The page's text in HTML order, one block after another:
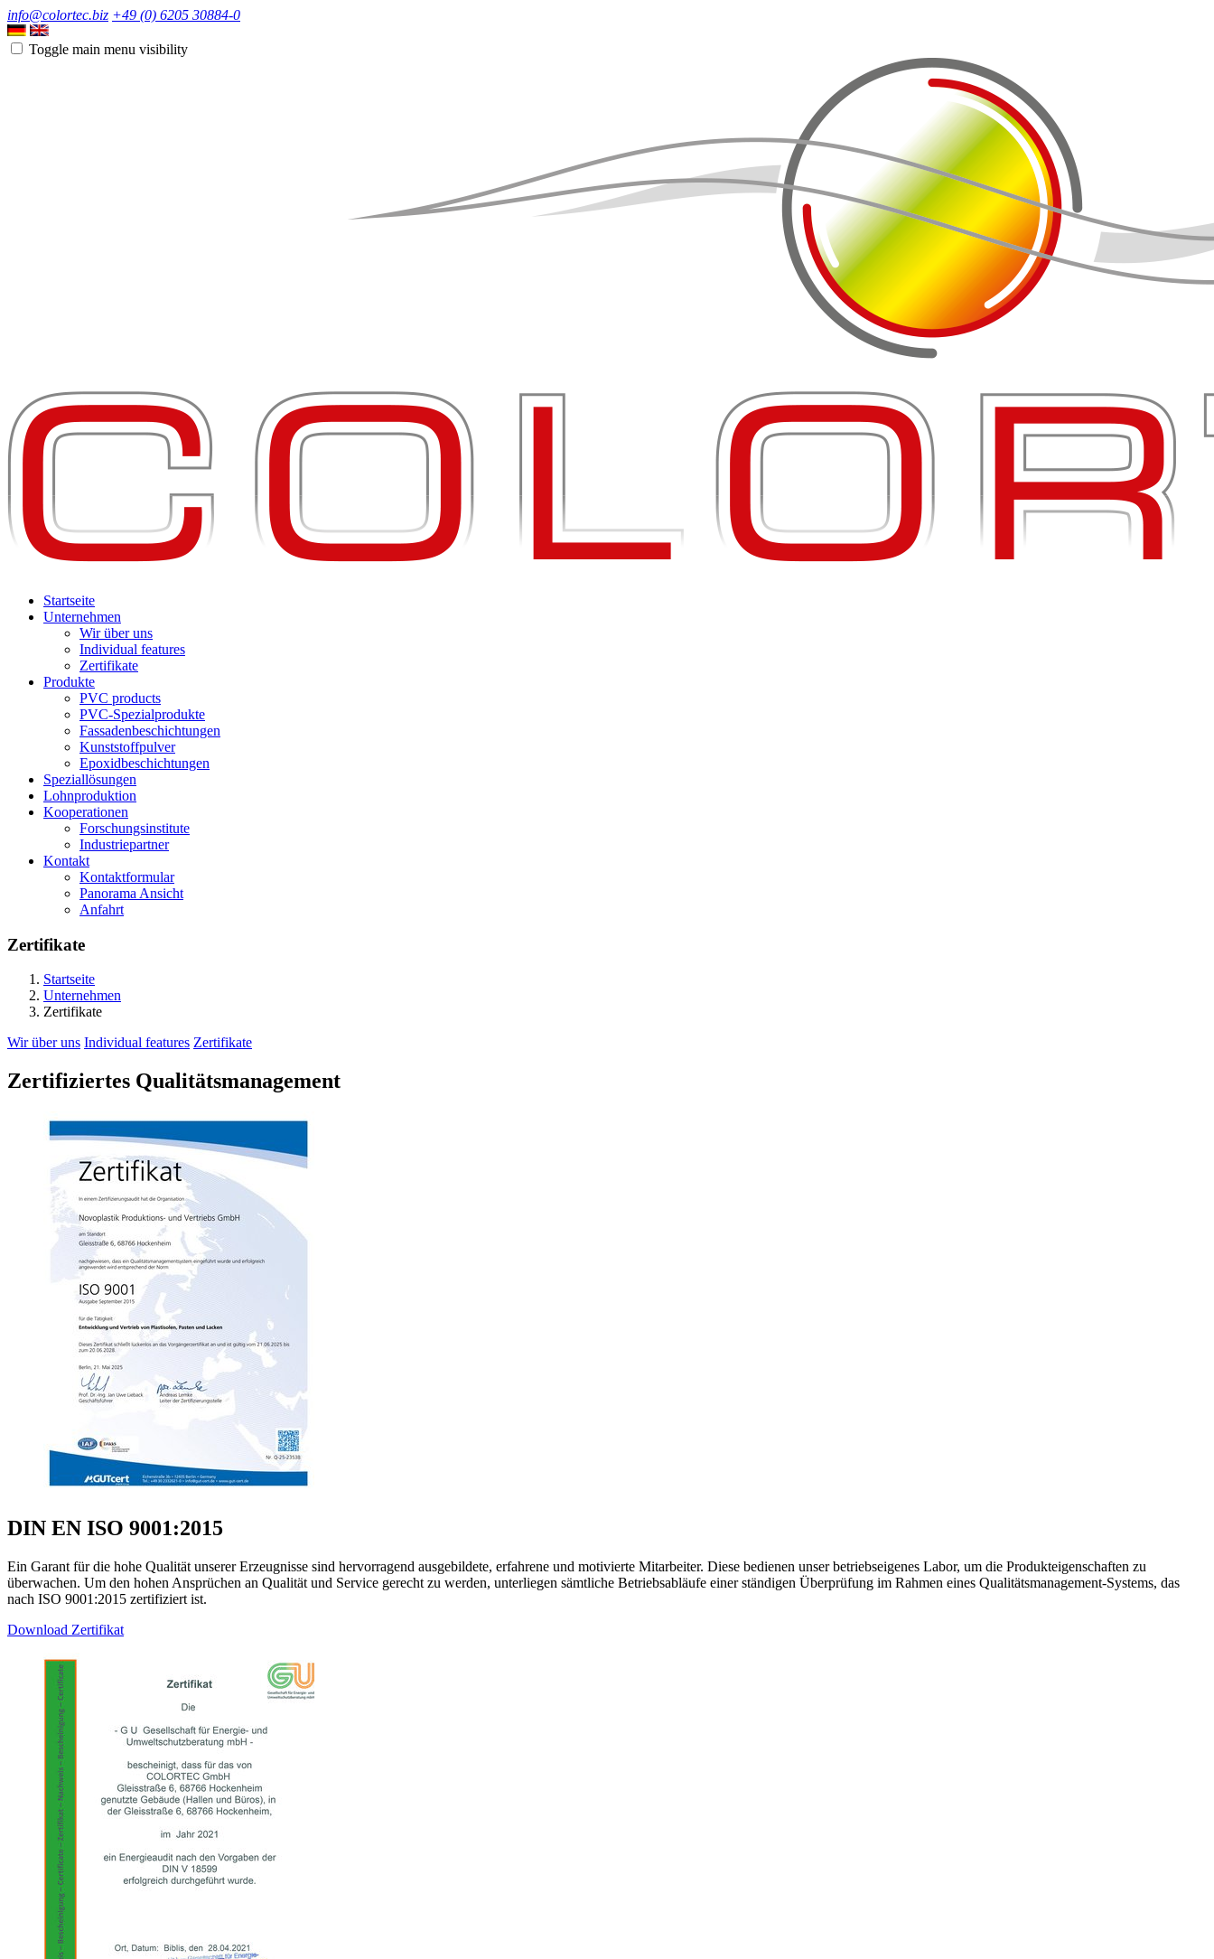
info@colortec.biz +49 (0) 6205 30884-0
Toggle main menu visibility
Startseite
Unternehmen
Wir über uns
Individual features
Zertifikate
Produkte
PVC products
PVC-Spezialprodukte
Fassadenbeschichtungen
Kunststoffpulver
Epoxidbeschichtungen
Speziallösungen
Lohnproduktion
Kooperationen
Forschungsinstitute
Industriepartner
Kontakt
Kontaktformular
Panorama Ansicht
Anfahrt
Zertifikate
Startseite
Unternehmen
Zertifikate
Wir über uns Individual features Zertifikate
Zertifiziertes Qualitätsmanagement
DIN EN ISO 9001:2015
Ein Garant für die hohe Qualität unserer Erzeugnisse sind hervorragend ausgebildete, erfahrene und motivierte Mitarbeiter. Diese bedienen unser betriebseigenes Labor, um die Produkteigenschaften zu
überwachen. Um den hohen Ansprüchen an Qualität und Service gerecht zu werden, unterliegen sämtliche Betriebsabläufe einer ständigen Überprüfung im Rahmen eines Qualitätsmanagement-Systems, das
nach ISO 9001:2015 zertifiziert ist.
Download Zertifikat